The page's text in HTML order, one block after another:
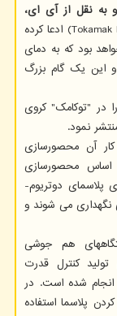
به نقل از آی ای،
شرکت همجوشی هسته ای "توکامک انرژی"(Tokamak Energy) ادعا کرده
بود که به دمای
و این یک گام بزرگ
در "توکامک" کروی
آن محصورسازی
اساس محصورسازی
دوتریوم-
می شوند و
هم جوشی
کنترل قدرت
شده است. در
پلاسما استفاده